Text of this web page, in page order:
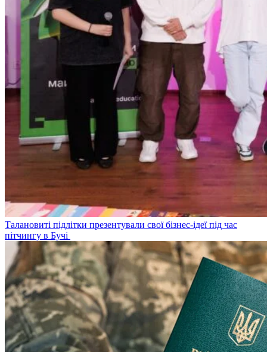
Талановиті підлітки презентували свої бізнес-ідеї під час
пітчингу в Бучі